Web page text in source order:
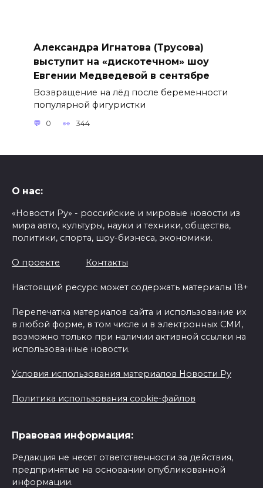
Александра Игнатова (Трусова)
выступит на «дискотечном» шоу
Евгении Медведевой в сентябре
Возвращение на лёд после беременности
популярной фигуристки
0 344
О нас:
«Новости Ру» - российские и мировые новости из
мира авто, культуры, науки и техники, общества,
политики, спорта, шоу-бизнеса, экономики.
О проекте Контакты
Настоящий ресурс может содержать материалы 18+
Перепечатка материалов сайта и использование их
в любой форме, в том числе и в электронных СМИ,
возможно только при наличии активной ссылки на
использованные новости.
Условия использования материалов Новости Ру
Политика использования cookie-файлов
Правовая информация:
Редакция не несет ответственности за действия,
предпринятые на основании опубликованной
информации.